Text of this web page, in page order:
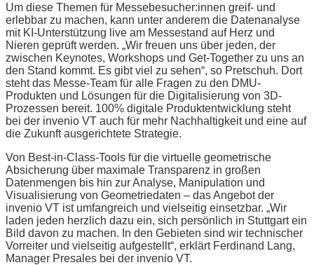
Um diese Themen für Messebesucher:innen greif- und
erlebbar zu machen, kann unter anderem die Datenanalyse
mit KI-Unterstützung live am Messestand auf Herz und
Nieren geprüft werden. „Wir freuen uns über jeden, der
zwischen Keynotes, Workshops und Get-Together zu uns an
den Stand kommt. Es gibt viel zu sehen“, so Pretschuh. Dort
steht das Messe-Team für alle Fragen zu den DMU-
Produkten und Lösungen für die Digitalisierung von 3D-
Prozessen bereit. 100% digitale Produktentwicklung steht
bei der invenio VT auch für mehr Nachhaltigkeit und eine auf
die Zukunft ausgerichtete Strategie.
Von Best-in-Class-Tools für die virtuelle geometrische
Absicherung über maximale Transparenz in großen
Datenmengen bis hin zur Analyse, Manipulation und
Visualisierung von Geometriedaten – das Angebot der
invenio VT ist umfangreich und vielseitig einsetzbar. „Wir
laden jeden herzlich dazu ein, sich persönlich in Stuttgart ein
Bild davon zu machen. In den Gebieten sind wir technischer
Vorreiter und vielseitig aufgestellt“, erklärt Ferdinand Lang,
Manager Presales bei der invenio VT.